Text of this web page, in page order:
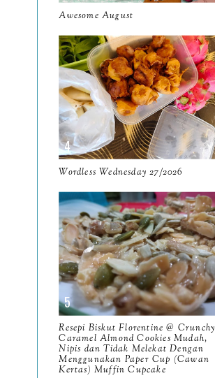
October
September13
August9
July12
June
May11
April 13
March11
February9
January6
202393
December 11
November8
October11
Awesome August
Wordless Wednesday 27/2026
Resepi Biskut Florentine @ Crunchy
Caramel Almond Cookies Mudah,
Nipis dan Tidak Melekat Dengan
Menggunakan Paper Cup (Cawan
Kertas) Muffin Cupcake